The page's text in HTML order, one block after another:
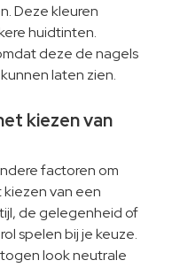
Deze kleuren
huidtinten.
deze de nagels
laten zien.
kiezen van
factoren om
van een
de gelegenheid of
spelen bij je keuze.
look neutrale